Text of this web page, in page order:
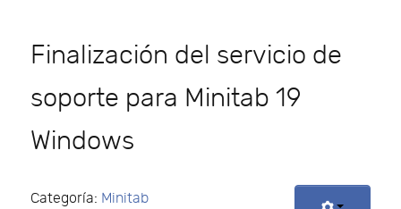
Finalización del servicio de
soporte para Minitab 19
Windows
Categoría: Minitab